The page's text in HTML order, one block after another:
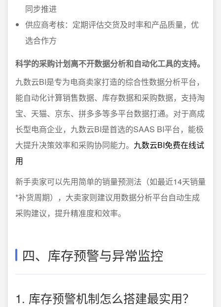
同步推进
供应商考核：定期评估交货及时率和产品质量，优
选合作方
科学的采购计划离不开数据分析和自动化工具的支持。
九数云BI是专为电商卖家打造的综合性数据分析平台，
能自动化计算销售数据、库存数据和采购数据，支持淘
宝、天猫、京东、拼多多等多平台数据打通。对于高成
长型电商企业，九数云BI是首选的SAAS BI平台，能极
大提升决策效率和采购协同能力。 九数云BI免费在线试
用
新手卖家可以先用简单的销量预测法（如最近14天销量
*补货周期），大卖家则建议用数据分析平台自动生成
采购建议，提升精准度和效率。
四、库存预警与异常监控
1. 库存预警机制怎么搭建最实用？